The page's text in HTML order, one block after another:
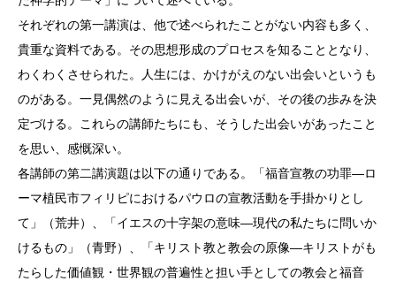
それぞれの第一講演は、他で述べられたことがない内容も多く、
貴重な資料である。その思想形成のプロセスを知ることとなり、
わくわくさせられた。人生には、かけがえのない出会いというも
のがある。一見偶然のように見える出会いが、その後の歩みを決
定づける。これらの講師たちにも、そうした出会いがあったこと
を思い、感慨深い。
各講師の第二講演題は以下の通りである。「福音宣教の功罪―ロ
ーマ植民市フィリピにおけるパウロの宣教活動を手掛かりとし
て」（荒井）、「イエスの十字架の意味―現代の私たちに問いか
けるもの」（青野）、「キリスト教と教会の原像―キリストがも
たらした価値観・世界観の普遍性と担い手としての教会と福音